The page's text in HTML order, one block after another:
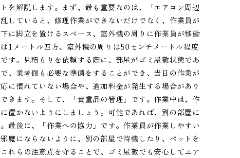
を解説します。まず、最も重要なのは、「エアコン周辺
していると、修理作業ができないだけでなく、作業員が
に脚立を置けるスペース、室外機の周りに作業員が移動
1メートル四方、室外機の周りは50センチメートル程度
す。見積もりを依頼する際に、部屋がゴミ屋敷状態であ
、業者側も必要な準備をすることができ、当日の作業が
に慣れていない場合や、追加料金が発生する場合があり
きます。そして、「貴重品の管理」です。作業中は、作
置かないようにしましょう。可能であれば、別の部屋に
最後に、「作業への協力」です。作業員が作業しやすい
魔にならないように、別の部屋で待機したり、ペットを
れらの注意点を守ることで、ゴミ屋敷でも安心してエア